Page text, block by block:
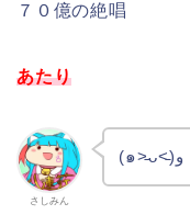
７０億の絶唱
あたり
さしみん